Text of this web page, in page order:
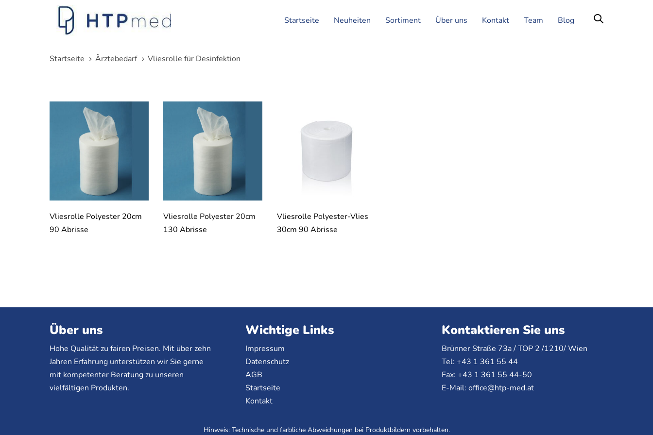
Startseite Neuheiten Sortiment Über uns Kontakt Team Blog
Startseite Ärztebedarf Vliesrolle für Desinfektion
Vliesrolle Polyester 20cm
90 Abrisse
Vliesrolle Polyester 20cm
130 Abrisse
Vliesrolle Polyester-Vlies
30cm 90 Abrisse
Über uns
Hohe Qualität zu fairen Preisen. Mit über zehn
Jahren Erfahrung unterstützen wir Sie gerne
mit kompetenter Beratung zu unseren
vielfältigen Produkten.
Wichtige Links
Impressum
Datenschutz
AGB
Startseite
Kontakt
Kontaktieren Sie uns
Brünner Straße 73a /TOP2 /1210/ Wien
Tel: +43 1 361 55 44
Fax: +43 1 361 55 44-50
E-Mail: office@htp-med.at
Hinweis: Technische und farbliche Abweichungen bei Produktbildern vorbehalten.